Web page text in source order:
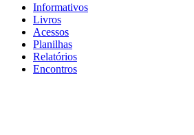
Informativos
Livros
Acessos
Planilhas
Relatórios
Encontros